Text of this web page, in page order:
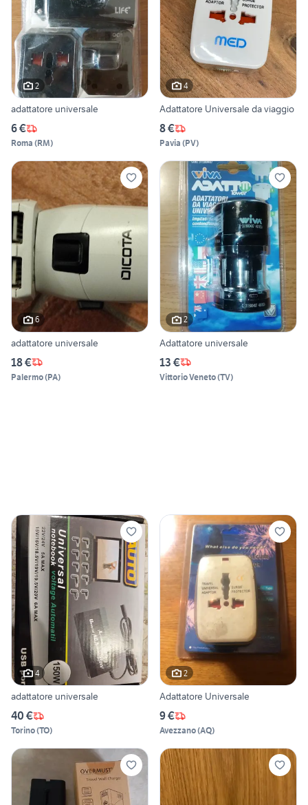
2
adattatore universale
6 €
Roma (RM)
4
Adattatore Universale da viaggio
8 €
Pavia (PV)
6
adattatore universale
18 €
Palermo(PA)
2
Adattatore universale
13 €
Vittorio Veneto(TV)
4
adattatore universale
40 €
Torino(TO)
2
Adattatore Universale
9 €
Avezzano(AQ)